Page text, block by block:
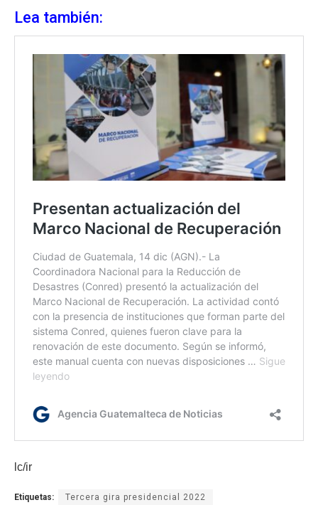
Lea también:
lc/ir
Etiquetas: Tercera gira presidencial 2022